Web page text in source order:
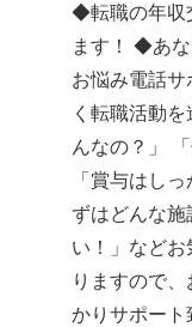
◆転職の年収
ます！ ◆あ
お悩み電話
く転職活動
んなの？」
「賞与はし
ずはどんな施
い！」など
りますので
かりサポート